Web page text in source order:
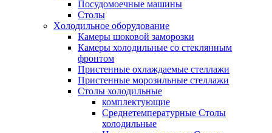
Посудомоечные машины
Столы
Xолодильное оборудование
Камеры шоковой заморозки
Камеры холодильные со стеклянным
фронтом
Пристенные охлаждаемые стеллажи
Пристенные морозильные стеллажи
Столы холодильные
комплектующие
Среднетемпературные Столы
холодильные